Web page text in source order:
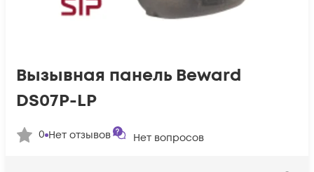
Вызывная панель Beward
DS07P-LP
0 Нет отзывов Нет вопросов